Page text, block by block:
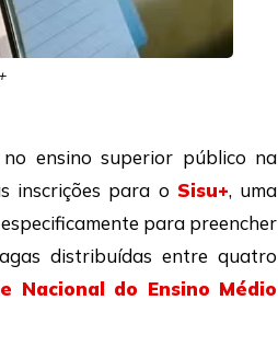
ensino superior público na
inscrições para o Sisu+, uma
para preencher
distribuídas entre quatro
Nacional do Ensino Médio